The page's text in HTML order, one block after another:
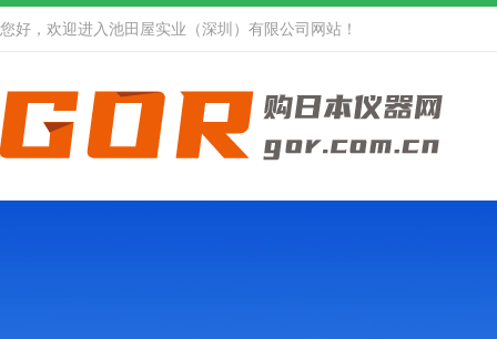
您好，欢迎进入池田屋实业（深圳）有限公司网站！